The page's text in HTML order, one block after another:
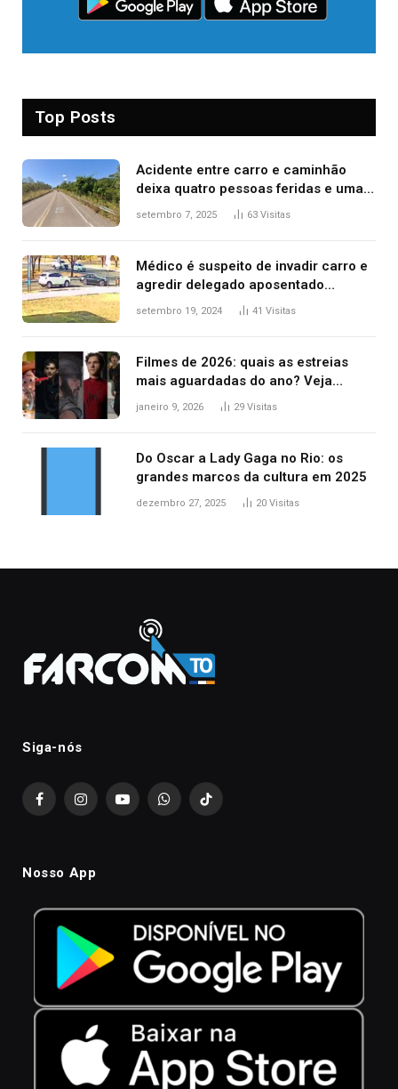
Top Posts
Acidente entre carro e caminhão
deixa quatro pessoas feridas e uma
mulher morta na TO-070
setembro 7, 2025 63 Visitas
Médico é suspeito de invadir carro e
agredir delegado aposentado
durante confusão no trânsito
setembro 19, 2024 41 Visitas
Filmes de 2026: quais as estreias
mais aguardadas do ano? Veja
principais lançamentos do cinema
janeiro 9, 2026 29 Visitas
Do Oscar a Lady Gaga no Rio: os
grandes marcos da cultura em 2025
dezembro 27, 2025 20 Visitas
Siga-nós
FacebookInstagramYouTubeWhatsAppTikTok
Nosso App